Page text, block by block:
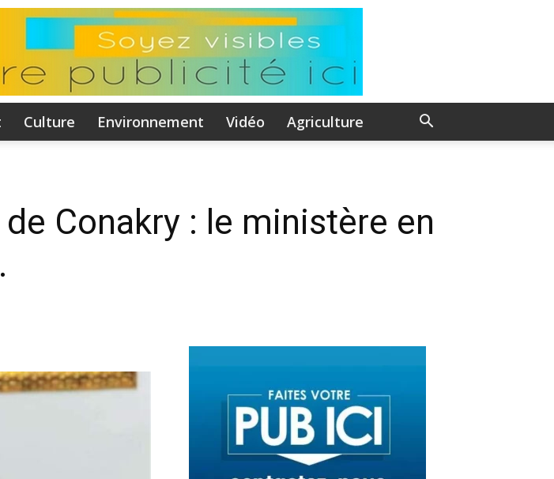
Culture Environnement Vidéo Agriculture
Conakry : le ministère en